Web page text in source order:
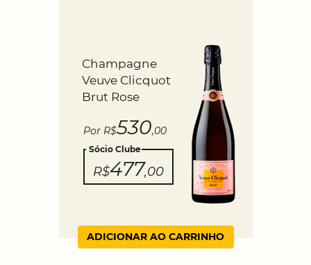
Champagne
Veuve Clicquot
Brut Rose
Por R$530,00
Sócio Clube
R$477,00
ADICIONAR AO CARRINHO